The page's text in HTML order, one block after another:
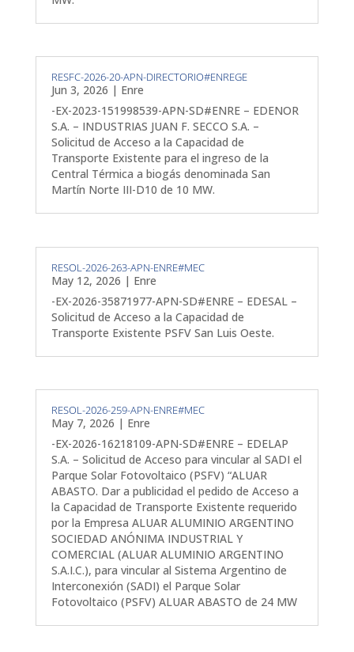
RESFC-2026-20-APN-DIRECTORIO#ENREGE
Jun 3, 2026 | Enre
-EX-2023-151998539-APN-SD#ENRE – EDENOR
S.A. – INDUSTRIAS JUAN F. SECCO S.A. –
Solicitud de Acceso a la Capacidad de
Transporte Existente para el ingreso de la
Central Térmica a biogás denominada San
Martín Norte III-D10 de 10 MW.
RESOL-2026-263-APN-ENRE#MEC
May 12, 2026 | Enre
-EX-2026-35871977-APN-SD#ENRE – EDESAL –
Solicitud de Acceso a la Capacidad de
Transporte Existente PSFV San Luis Oeste.
RESOL-2026-259-APN-ENRE#MEC
May 7, 2026 | Enre
-EX-2026-16218109-APN-SD#ENRE – EDELAP
S.A. – Solicitud de Acceso para vincular al SADI el
Parque Solar Fotovoltaico (PSFV) “ALUAR
ABASTO. Dar a publicidad el pedido de Acceso a
la Capacidad de Transporte Existente requerido
por la Empresa ALUAR ALUMINIO ARGENTINO
SOCIEDAD ANÓNIMA INDUSTRIAL Y
COMERCIAL (ALUAR ALUMINIO ARGENTINO
S.A.I.C.), para vincular al Sistema Argentino de
Interconexión (SADI) el Parque Solar
Fotovoltaico (PSFV) ALUAR ABASTO de 24 MW